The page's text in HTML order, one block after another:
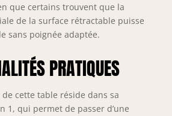
que certains trouvent que la
de la surface rétractable puisse
sans poignée adaptée.
PRATIQUES
cette table réside dans sa
1, qui permet de passer d’une